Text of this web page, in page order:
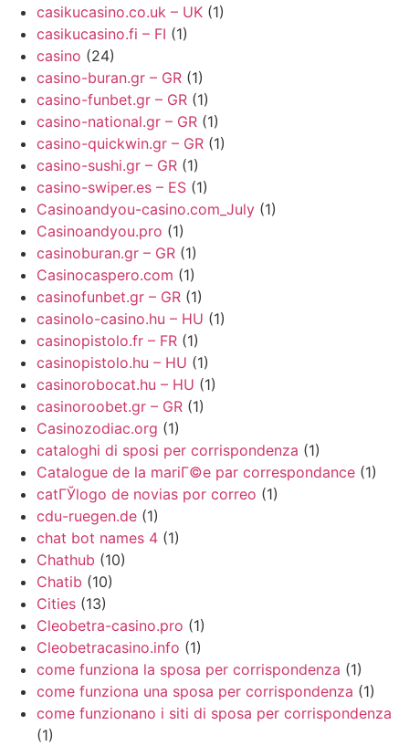
casikucasino.co.uk – UK (1)
casikucasino.fi – FI (1)
casino (24)
casino-buran.gr – GR (1)
casino-funbet.gr – GR (1)
casino-national.gr – GR (1)
casino-quickwin.gr – GR (1)
casino-sushi.gr – GR (1)
casino-swiper.es – ES (1)
Casinoandyou-casino.com_July (1)
Casinoandyou.pro (1)
casinoburan.gr – GR (1)
Casinocaspero.com (1)
casinofunbet.gr – GR (1)
casinolo-casino.hu – HU (1)
casinopistolo.fr – FR (1)
casinopistolo.hu – HU (1)
casinorobocat.hu – HU (1)
casinoroobet.gr – GR (1)
Casinozodiac.org (1)
cataloghi di sposi per corrispondenza (1)
Catalogue de la mariГ©e par correspondance (1)
catГЎlogo de novias por correo (1)
cdu-ruegen.de (1)
chat bot names 4 (1)
Chathub (10)
Chatib (10)
Cities (13)
Cleobetra-casino.pro (1)
Cleobetracasino.info (1)
come funziona la sposa per corrispondenza (1)
come funziona una sposa per corrispondenza (1)
come funzionano i siti di sposa per corrispondenza
(1)